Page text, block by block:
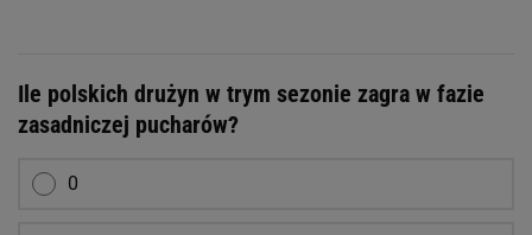
Ile polskich drużyn w trym sezonie zagra w fazie
zasadniczej pucharów?
0